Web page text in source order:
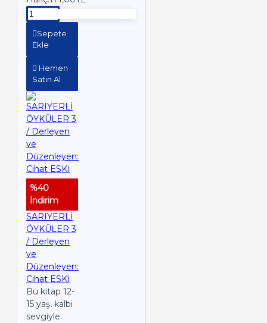
Sepete
Ekle
Hemen
Satın Al
%40
İndirim
SARIYERLİ
ÖYKÜLER 3
/ Derleyen
ve
Düzenleyen:
Cihat ESKİ
Bu kitap 12-
15 yaş, kalbi
sevgiyle